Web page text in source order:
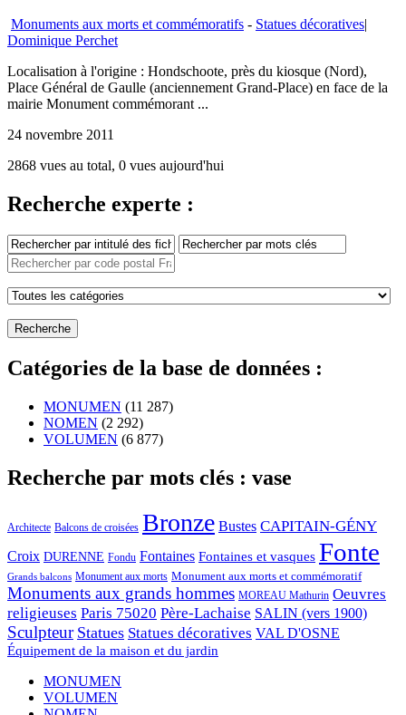
Monuments aux morts et commémoratifs - Statues décoratives|
Dominique Perchet
Localisation à l'origine : Hondschoote, près du kiosque (Nord),
Place Général de Gaulle (anciennement Grand-Place) en face de la
mairie Monument commémorant ...
24 novembre 2011
2868 vues au total, 0 vues aujourd'hui
Recherche experte :
Catégories de la base de données :
MONUMEN (11 287)
NOMEN (2 292)
VOLUMEN (6 877)
Recherche par mots clés : vase
Architecte Balcons de croisées Bronze Bustes CAPITAIN-GÉNY
Croix DURENNE Fondu Fontaines Fontaines et vasques Fonte
Grands balcons Monument aux morts Monument aux morts et commémoratif
Monuments aux grands hommes MOREAU Mathurin Oeuvres
religieuses Paris 75020 Père-Lachaise SALIN (vers 1900)
Sculpteur Statues Statues décoratives VAL D'OSNE
Équipement de la maison et du jardin
MONUMEN
VOLUMEN